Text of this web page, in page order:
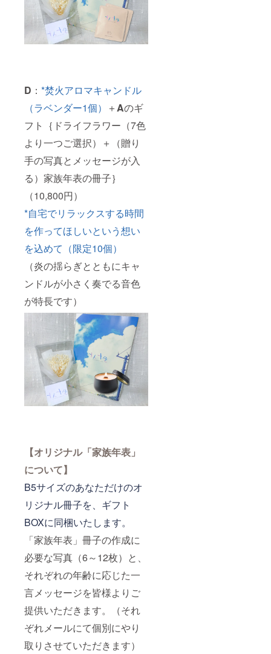
D ： *焚火アロマキャンドル
（ラベンダー1個）
＋Aのギ
フト｛ドライフラワー（7色
より一つご選択）＋（贈り
手の写真とメッセージが入
る）家族年表の冊子｝
（10,800円）
*自宅でリラックスする時間
を作ってほしいという想い
を込めて（限定10個）
（炎の揺らぎとともにキャ
ンドルが小さく奏でる音色
が特長です）
【オリジナル「家族年表」
について】
B5サイズのあなただけのオ
リジナル冊子を、ギフト
BOXに同梱いたします。
「家族年表」冊子の作成に
必要な写真（6～12枚）と、
それぞれの年齢に応じた一
言メッセージを皆様よりご
提供いただきます。（それ
ぞれメールにて個別にやり
取りさせていただきます）